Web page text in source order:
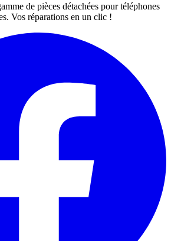
de pièces détachées pour téléphones
Vos réparations en un clic !